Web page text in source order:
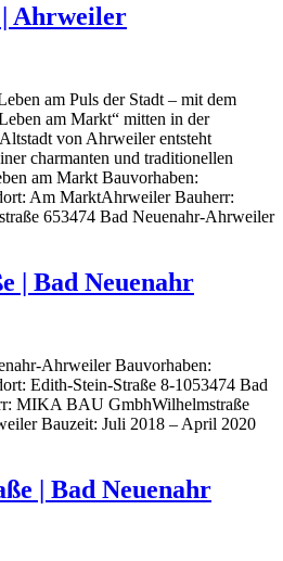
Ahrweiler
am Puls der Stadt – mit dem
am Markt“ mitten in der
von Ahrweiler entsteht
charmanten und traditionellen
am Markt Bauvorhaben:
Am MarktAhrweiler Bauherr:
653474 Bad Neuenahr-Ahrweiler
| Bad Neuenahr
Ahrweiler Bauvorhaben:
Edith-Stein-Straße 8-1053474 Bad
MIKA BAU GmbhWilhelmstraße
Bauzeit: Juli 2018 – April 2020
| Bad Neuenahr